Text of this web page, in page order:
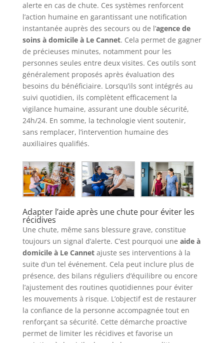
alerte en cas de chute. Ces systèmes renforcent
l’action humaine en garantissant une notification
instantanée auprès des secours ou de l’agence de
soins à domicile à Le Cannet. Cela permet de gagner
de précieuses minutes, notamment pour les
personnes seules entre deux visites. Ces outils sont
généralement proposés après évaluation des
besoins du bénéficiaire. Lorsqu’ils sont intégrés au
suivi quotidien, ils complètent efficacement la
vigilance humaine, assurant une double sécurité,
24h/24. En somme, la technologie vient soutenir,
sans remplacer, l’intervention humaine des
auxiliaires qualifiés.
Adapter l’aide après une chute pour éviter les
récidives
Une chute, même sans blessure grave, constitue
toujours un signal d’alerte. C’est pourquoi une aide à
domicile à Le Cannetajuste ses interventions à la
suite d’un tel événement. Cela peut inclure plus de
présence, des bilans réguliers d’équilibre ou encore
l’ajustement des routines quotidiennes pour éviter
les mouvements à risque. L’objectif est de restaurer
la confiance de la personne accompagnée tout en
renforçant sa sécurité. Cette démarche proactive
permet de limiter les récidives et favorise un